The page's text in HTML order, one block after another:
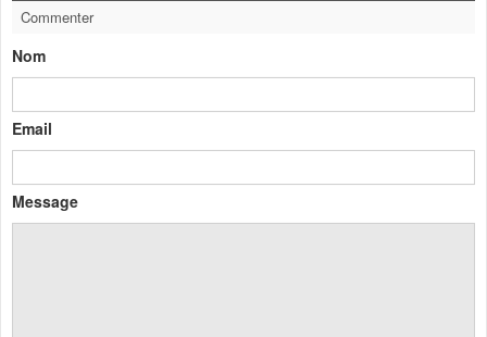
Commenter
Nom
Email
Message